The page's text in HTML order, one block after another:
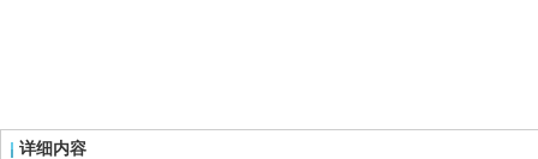
详细内容